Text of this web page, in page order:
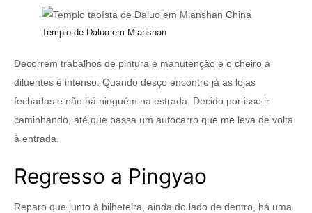
Templo de Daluo em Mianshan
Decorrem trabalhos de pintura e manutenção e o cheiro a
diluentes é intenso. Quando desço encontro já as lojas
fechadas e não há ninguém na estrada. Decido por isso ir
caminhando, até que passa um autocarro que me leva de volta
à entrada.
Regresso a Pingyao
Reparo que junto à bilheteira, ainda do lado de dentro, há uma